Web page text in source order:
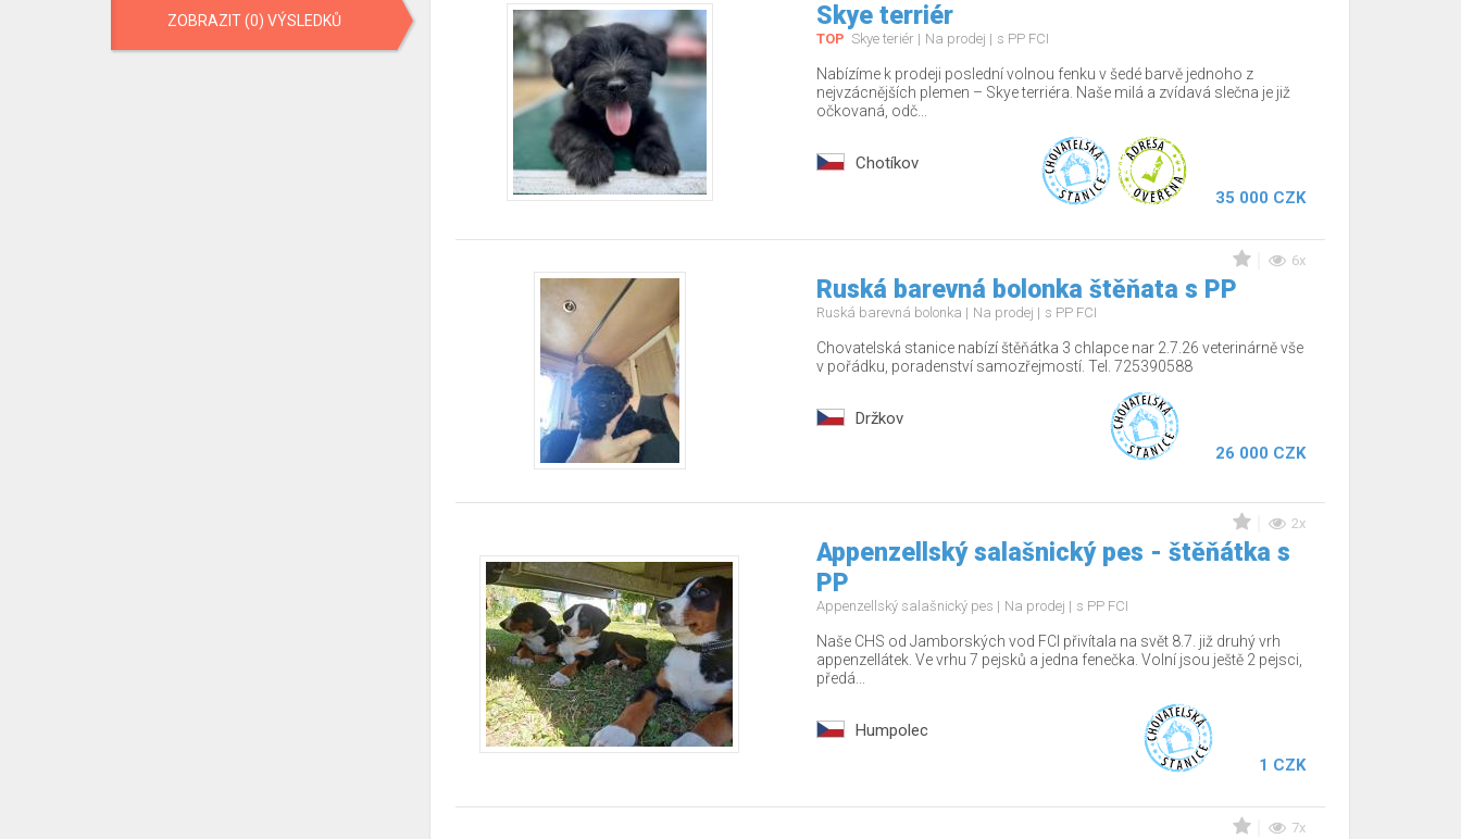
ZOBRAZIT (0) VÝSLEDKŮ Skye terriér
TOP Skye teriér Na prodej s PP FCI
Nabízíme k prodeji poslední volnou fenku v šedé barvě jednoho z
nejvzácnějších plemen – Skye terriéra. Naše milá a zvídavá slečna je již
očkovaná, odč...
Chotíkov
35 000 CZK
6x
Ruská barevná bolonka štěňata s PP
Ruská barevná bolonka Na prodej s PP FCI
Chovatelská stanice nabízí štěňátka 3 chlapce nar 2.7.26 veterinárně vše
v pořádku, poradenství samozřejmostí. Tel. 725390588
Držkov
26 000 CZK
2x
Appenzellský salašnický pes - štěňátka s
PP
Appenzellský salašnický pes Na prodej s PP FCI
Naše CHS od Jamborských vod FCI přivítala na svět 8.7. již druhý vrh
appenzellátek. Ve vrhu 7 pejsků a jedna fenečka. Volní jsou ještě 2 pejsci,
předá...
Humpolec
1 CZK
7x